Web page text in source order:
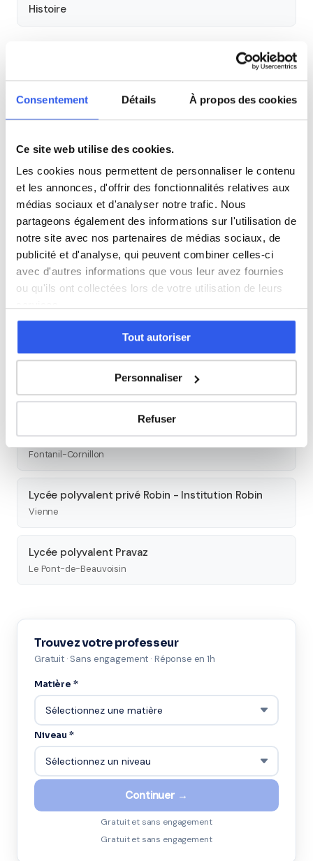
Consentement Détails À propos des cookies
Ce site web utilise des cookies.
Les cookies nous permettent de personnaliser le contenu
et les annonces, d'offrir des fonctionnalités relatives aux
médias sociaux et d'analyser notre trafic. Nous
partageons également des informations sur l'utilisation de
notre site avec nos partenaires de médias sociaux, de
publicité et d'analyse, qui peuvent combiner celles-ci
avec d'autres informations que vous leur avez fournies
ou qu'ils ont collectées lors de votre utilisation de leurs
Tout autoriser
Personnaliser
Refuser
Histoire
Découvrez l'ensemble de notre offre à Grenoble :
les cours à Grenoble →
Autres lycées à proximité
Lycée technologique privé Iser-Bordier
Grenoble
Lycée général et technologique privé Pierre
Termier
Lycée AGROTEC de Vienne - Seyssuel
Vienne
Lycée professionnel Françoise Dolto
Fontanil-Cornillon
Lycée polyvalent privé Robin - Institution Robin
Vienne
Lycée polyvalent Pravaz
Le Pont-de-Beauvoisin
Trouvez votre professeur
Gratuit · Sans engagement · Réponse en 1h
Matière *
Niveau *
Continuer →
Gratuit et sans engagement
Gratuit et sans engagement